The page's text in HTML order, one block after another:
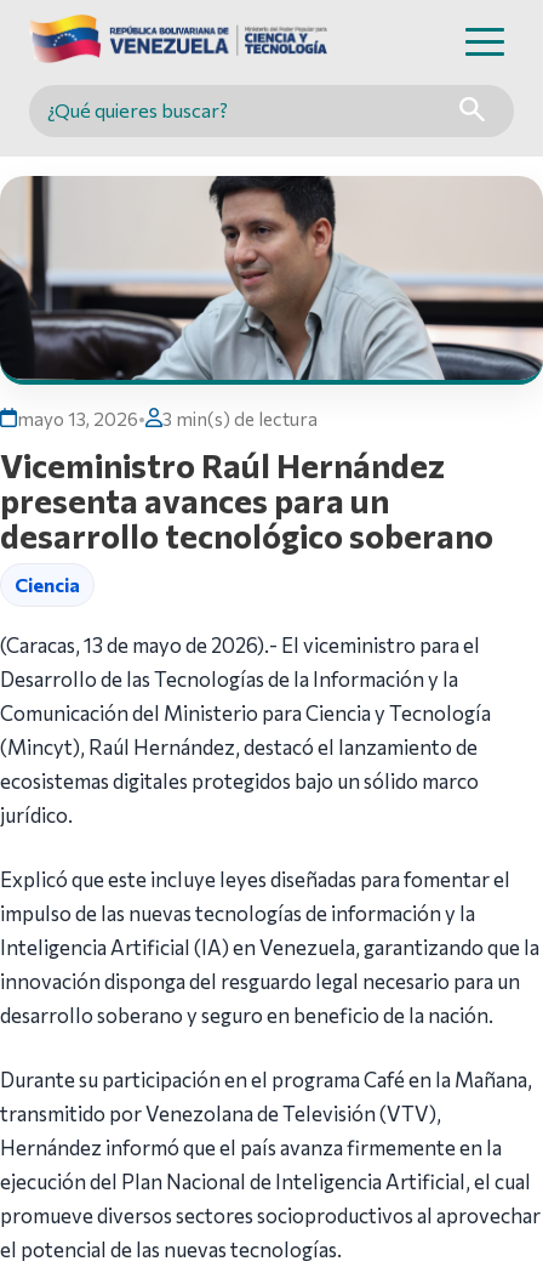
Buscar en MINCYT
mayo 13, 2026• 3 min(s) de lectura
Viceministro Raúl Hernández
presenta avances para un
desarrollo tecnológico soberano
Ciencia
(Caracas, 13 de mayo de 2026).- El viceministro para el
Desarrollo de las Tecnologías de la Información y la
Comunicación del Ministerio para Ciencia y Tecnología
(Mincyt), Raúl Hernández, destacó el lanzamiento de
ecosistemas digitales protegidos bajo un sólido marco
jurídico.
Explicó que este incluye leyes diseñadas para fomentar el
impulso de las nuevas tecnologías de información y la
Inteligencia Artificial (IA) en Venezuela, garantizando que la
innovación disponga del resguardo legal necesario para un
desarrollo soberano y seguro en beneficio de la nación.
Durante su participación en el programa Café en la Mañana,
transmitido por Venezolana de Televisión (VTV),
Hernández informó que el país avanza firmemente en la
ejecución del Plan Nacional de Inteligencia Artificial, el cual
promueve diversos sectores socioproductivos al aprovechar
el potencial de las nuevas tecnologías.